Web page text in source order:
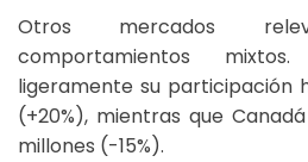
Otros mercados
comportamientos
ligeramente su participación
(+20%), mientras que
millones (-15%).